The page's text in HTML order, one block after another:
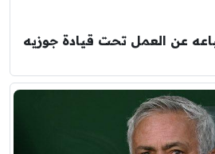
عن العمل تحت قيادة جوزيه